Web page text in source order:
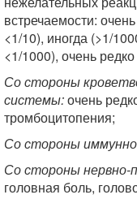
встречаемости:
<1/10), иногда (>1/
<1/1000), очень
Со стороны
системы:очень
тромбоцитопения;
Со стороны
Со стороны нервно-
головная боль,